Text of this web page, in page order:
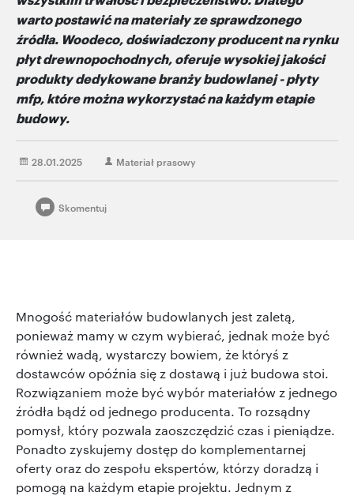
warto postawić na materiały ze sprawdzonego
źródła. Woodeco, doświadczony producent na rynku
płyt drewnopochodnych, oferuje wysokiej jakości
produkty dedykowane branży budowlanej - płyty
mfp, które można wykorzystać na każdym etapie
budowy.
28.01.2025 Materiał prasowy
Skomentuj
Mnogość materiałów budowlanych jest zaletą,
ponieważ mamy w czym wybierać, jednak może być
również wadą, wystarczy bowiem, że któryś z
dostawców opóźnia się z dostawą i już budowa stoi.
Rozwiązaniem może być wybór materiałów z jednego
źródła bądź od jednego producenta. To rozsądny
pomysł, który pozwala zaoszczędzić czas i pieniądze.
Ponadto zyskujemy dostęp do komplementarnej
oferty oraz do zespołu ekspertów, którzy doradzą i
pomogą na każdym etapie projektu. Jednym z